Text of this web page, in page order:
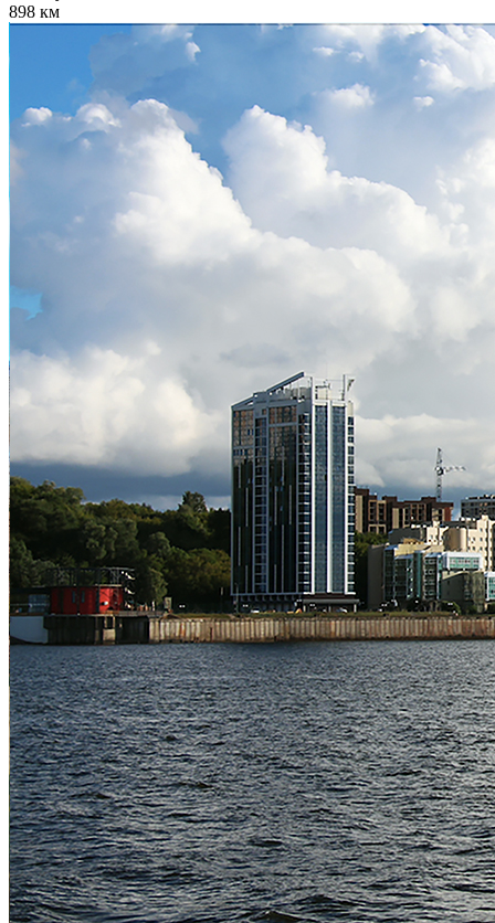
898 км